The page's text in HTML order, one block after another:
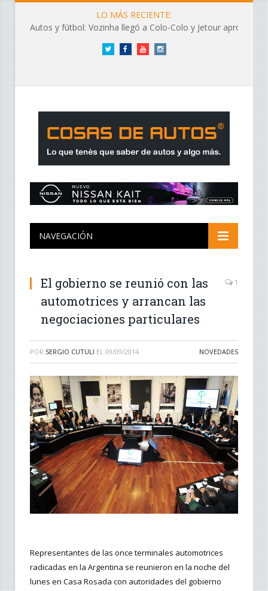
LO MÁS RECIENTE:
Autos y fútbol: Vozinha llegó a Colo-Colo y Jetour aprovechó los flashes
Twitter FacebookYouTubeInstagram
NAVEGACIÓN
El gobierno se reunió con las
automotrices y arrancan las
negociaciones particulares
1
POR SERGIO CUTULI EL 09/09/2014 NOVEDADES
Representantes de las once terminales automotrices
radicadas en la Argentina se reunieron en la noche del
lunes en Casa Rosada con autoridades del gobierno